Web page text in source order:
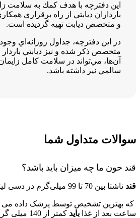
اين دفترچه با هدف كمك به سلامت
بارداران ديابتي از راه برقراري
و متخصص ديابت تهيه گرديده است.
در اين دفترچه،‌ جداول روزانه‌اي
متخصص ذكر شده و نيز ديابتي باردار
آن‌ها،‌ مي‌تواند در سلامت كامل
سالمي نيز داشته باشد.
سوالات متداول شما
قند حون ما چه میزان باید باشد؟
قند ناشتا بین 70 تا 99 میلی‌گرم در دسی ‌لیتر طبیعی است.
که بهترین تشخیص توسط پزشک داده می
ساعت بعد از غذا باید کمتر از 140 میلی گرم در دسی لیتر